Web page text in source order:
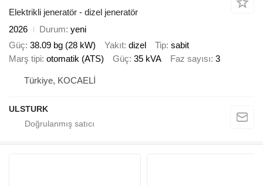
Elektrikli jeneratör - dizel jeneratör
2026
Durum yeni
Güç 38.09 bg (28 kW) Yakıt dizel Tip sabit
Marş tipi otomatik (ATS) Güç 35 kVA Faz sayısı 3
Türkiye, KOCAELİ
ULSTURK